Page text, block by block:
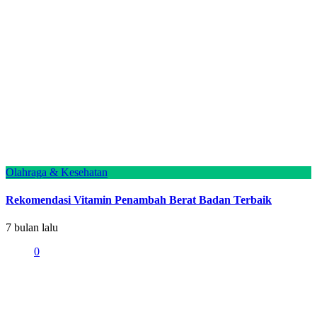
Olahraga & Kesehatan
Rekomendasi Vitamin Penambah Berat Badan Terbaik
7 bulan lalu
0